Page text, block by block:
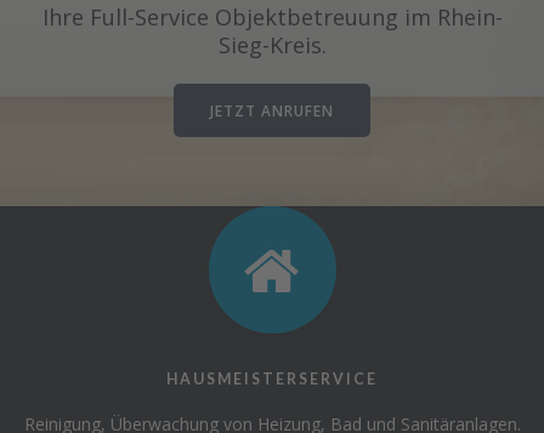
Ihre Full-Service Objektbetreuung im Rhein-
Sieg-Kreis.
JETZT ANRUFEN
HAUSMEISTERSERVICE
Reinigung, Überwachung von Heizung, Bad und Sanitäranlagen.